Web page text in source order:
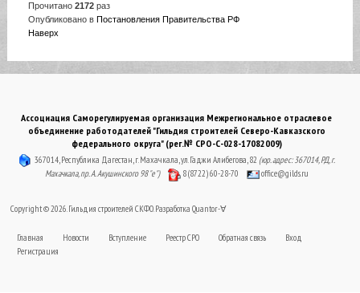
Прочитано 2172раз
Опубликовано в Постановления Правительства РФ
Наверх
Ассоциация Саморегулируемая организация Межрегиональное отраслевое
объединение работодателей "Гильдия строителей Северо-Кавказского
федерального округа" (рег.№ СРО-С-028-17082009)
367014, Республика Дагестан, г. Махачкала, ул. Гаджи Алибегова, 82 (юр. адрес: 367014, РД, г.
Махачкала, пр. А. Акушинского 98 "е")
8 (8722) 60-28-70 office@gilds.ru
Copyright © 2026. Гильдия строителей СКФО. Разработка Quantor-∀
Главная Новости Вступление Реестр СРО Обратная связь
Вход
Регистрация